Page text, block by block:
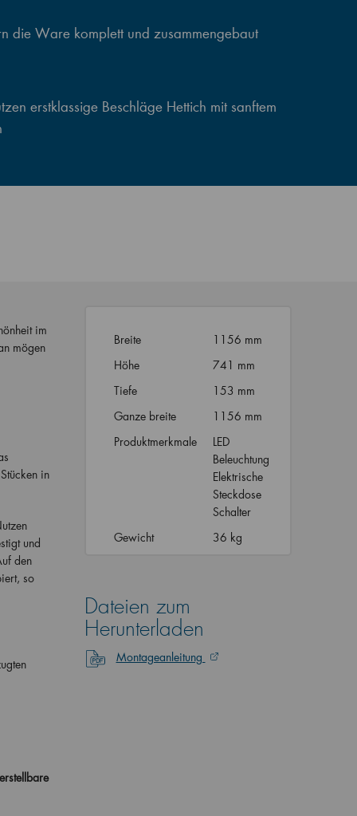
die Ware komplett und zusammengebaut
erstklassige Beschläge Hettich mit sanftem
im
mögen
in
und
den
so
Breite
1156 mm
Höhe
741 mm
Tiefe
153 mm
Ganze breite
1156 mm
Produktmerkmale
LED
Beleuchtung
Elektrische
Steckdose
Schalter
Gewicht
36 kg
Dateien zum
Herunterladen
Montageanleitung